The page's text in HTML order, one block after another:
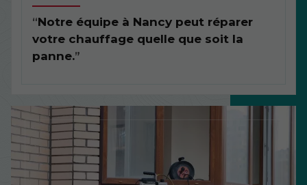
Notre équipe à Nancy peut réparer
votre chauffage quelle que soit la
panne.